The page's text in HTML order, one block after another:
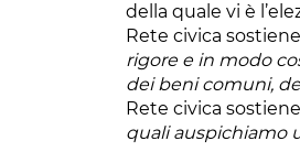
della quale vi è
Rete civica
rigore e in modo
dei beni comuni,
Rete civica
quali auspichiamo